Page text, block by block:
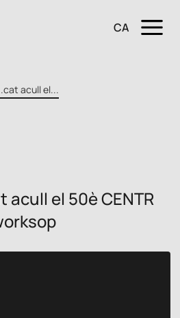
CA
acull el...
acull el 50è CENTR